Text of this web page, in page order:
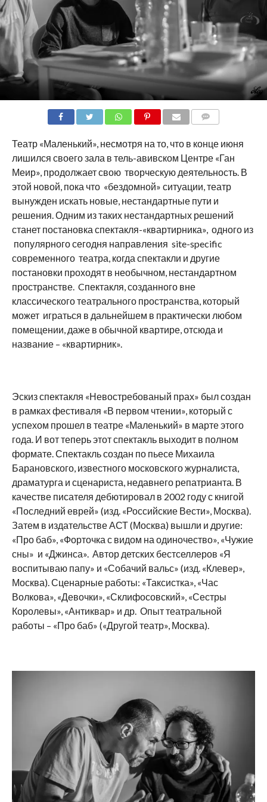
Театр «Маленький», несмотря на то, что в конце июня
лишился своего зала в тель-авивском Центре «Ган
Меир», продолжает свою творческую деятельность. В
этой новой, пока что «бездомной» ситуации, театр
вынужден искать новые, нестандартные пути и
решения. Одним из таких нестандартных решений
станет постановка спектакля-«квартирника», одного из
популярного сегодня направления site-specific
современного театра, когда спектакли и другие
постановки проходят в необычном, нестандартном
пространстве. Cпектакля, созданного вне
классического театрального пространства, который
может играться в дальнейшем в практически любом
помещении, даже в обычной квартире, отсюда и
название – «квартирник».
Эскиз спектакля «Невостребованый прах» был создан
в рамках фестиваля «В первом чтении», который с
успехом прошел в театре «Маленький» в марте этого
года. И вот теперь этот спектакль выходит в полном
формате. Спектакль создан по пьесе Михаила
Барановского, известного московского журналиста,
драматурга и сценариста, недавнего репатрианта. В
качестве писателя дебютировал в 2002 году с книгой
«Последний еврей» (изд. «Российские Вести», Москва).
Затем в издательстве АСТ (Москва) вышли и другие:
«Про баб», «Форточка с видом на одиночество», «Чужие
сны» и «Джинса». Автор детских бестселлеров «Я
воспитываю папу» и «Собачий вальс» (изд. «Клевер»,
Москва). Сценарные работы: «Таксистка», «Час
Волкова», «Девочки», «Склифосовский», «Сестры
Королевы», «Антиквар» и др. Опыт театральной
работы – «Про баб» («Другой театр», Москва).